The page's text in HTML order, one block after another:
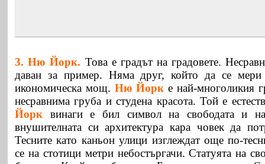
3.Ню Йорк. Това е градът на градовете.
даван за пример. Няма друг, който да се
икономическа мощ. Ню Йорк е най-многоликия
несравнима груба и студена красота. Той е
Йорк винаги е бил символ на свободата и
внушителната си архитектура кара човек да
Тесните като каньон улици изглеждат още по-
се на стотици метри небостъргачи. Статуята на